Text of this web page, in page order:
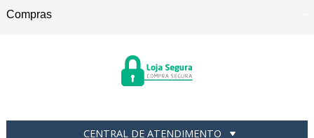
Compras
CENTRAL DE ATENDIMENTO